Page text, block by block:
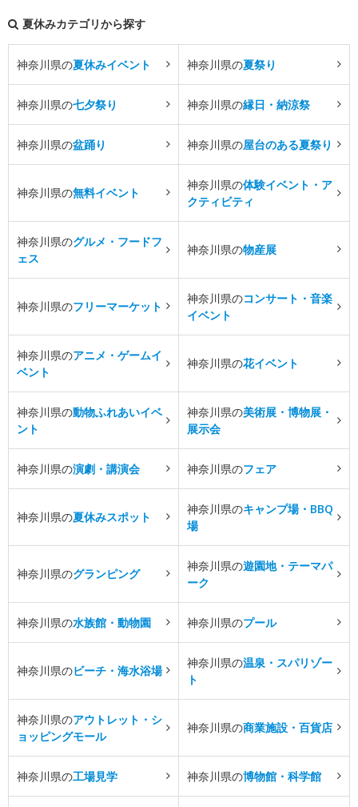
夏休みカテゴリから探す
神奈川県の夏休みイベント 神奈川県の夏祭り
神奈川県の七夕祭り 神奈川県の縁日・納涼祭
神奈川県の盆踊り 神奈川県の屋台のある夏祭り
神奈川県の無料イベント
神奈川県の体験イベント・ア
クティビティ
神奈川県のグルメ・フードフ
ェス
神奈川県の物産展
神奈川県のフリーマーケット
神奈川県のコンサート・音楽
イベント
神奈川県のアニメ・ゲームイ
ベント
神奈川県の花イベント
神奈川県の動物ふれあいイベ
ント
神奈川県の美術展・博物展・
展示会
神奈川県の演劇・講演会 神奈川県のフェア
神奈川県の夏休みスポット
神奈川県のキャンプ場・BBQ
場
神奈川県のグランピング
神奈川県の遊園地・テーマパ
ーク
神奈川県の水族館・動物園 神奈川県のプール
神奈川県のビーチ・海水浴場
神奈川県の温泉・スパリゾー
ト
神奈川県のアウトレット・シ
ョッピングモール
神奈川県の商業施設・百貨店
神奈川県の工場見学 神奈川県の博物館・科学館